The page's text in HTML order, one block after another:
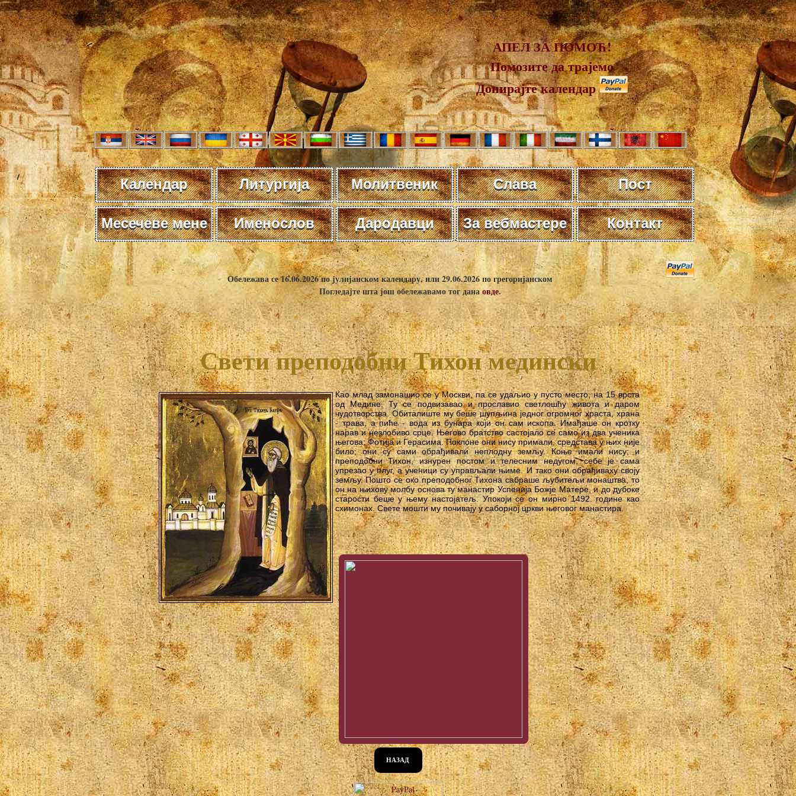
АПЕЛ ЗА ПОМОЋ!
Помозите да трајемо
Донирајте календар
Календар Литургија Молитвеник Слава Пост
Месечеве мене Именослов Дародавци За вебмастере Контакт
Обележава се 16.06.2026 по јулијанском календару, или 29.06.2026 по грегоријанском
Погледајте шта још обележавамо тог данаовде.
Свети преподобни Тихон медински
Као млад замонашио се у Москви, па се удаљио у пусто место, на 15 врста
од Медине. Ту се подвизавао и прославио светлошћу живота и даром
чудотворства. Обиталиште му беше шупљина једног огромног храста, храна
- трава, а пиће - вода из бунара који он сам ископа. Имађаше он кротку
нарав и незлобиво срце. Његово братство састојало се само из два ученика
његова: Фотија и Герасима. Поклоне они нису примали, средстава у њих није
било; они су сами обрађивали неплодну земљу. Коње имали нису; и
преподобни Тихон, изнурен постом и телесним недугом, себе је сама
упрезао у плуг, а ученици су управљали њиме. И тако они обрађиваху своју
земљу. Пошто се око преподобног Тихона сабраше љубитељи монаштва, то
он на њихову молбу основа ту манастир Успенија Божје Матере, и до дубоке
старости беше у њему настојатељ. Упокоји се он мирно 1492. године као
схимонах. Свете мошти му почивају у саборној цркви његовог манастира.
НАЗАД